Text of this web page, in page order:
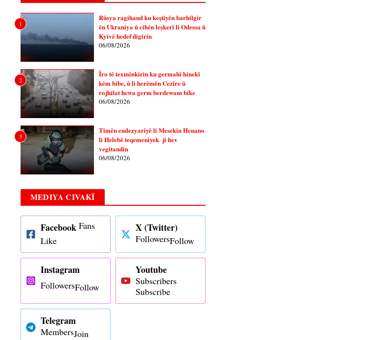
1
Rûsya ragihand ku keştiyên barhilgir
ên Ukraniya û cihên leşkerî li Odessa û
Kyivê hedef digirin
06/08/2026
2
Îro tê texmînkirin ku germahî hinekî
kêm bibe, û li herêmên Cezîre û
rojhilat hewa germ berdewam bike
06/08/2026
3
Tîmên endezyariyê li Mesekin Henano
li Helebê teqemeniyek ji hev
vegitandin
06/08/2026
MEDIYA CIVAKÎ
Facebook Fans
Like
X (Twitter)
FollowersFollow
Instagram
FollowersFollow
Youtube
Subscribers
Subscribe
Telegram
MembersJoin